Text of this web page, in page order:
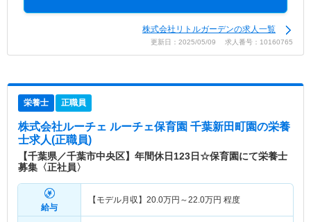
株式会社リトルガーデンの求人一覧
更新日：2025/05/09 求人番号：10160765
栄養士 正職員
株式会社ルーチェ ルーチェ保育園 千葉新田町園の栄養
士求人(正職員)
【千葉県／千葉市中央区】年間休日123日☆保育園にて栄養士
募集〈正社員〉
給与
【モデル月収】 20.0万円～22.0万円 程度